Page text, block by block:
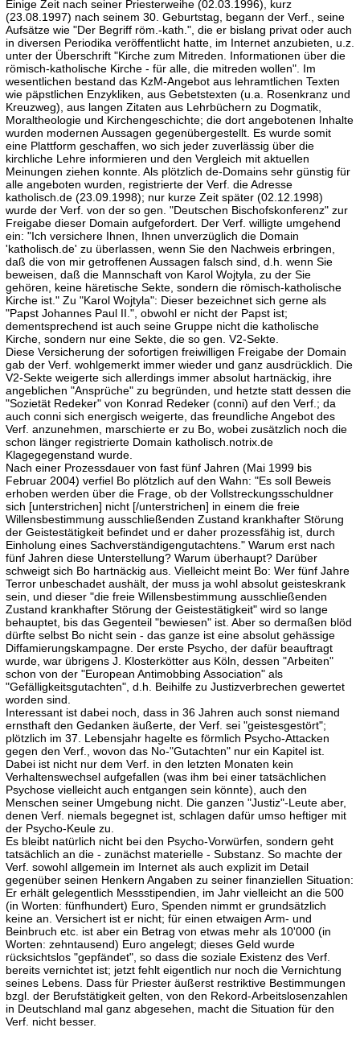
Einige Zeit nach seiner Priesterweihe (02.03.1996), kurz
(23.08.1997) nach seinem 30. Geburtstag, begann der Verf., seine
Aufsätze wie "Der Begriff röm.-kath.", die er bislang privat oder auch
in diversen Periodika veröffentlicht hatte, im Internet anzubieten, u.z.
unter der Überschrift "Kirche zum Mitreden. Informationen über die
römisch-katholische Kirche - für alle, die mitreden wollen". Im
wesentlichen bestand das KzM-Angebot aus lehramtlichen Texten
wie päpstlichen Enzykliken, aus Gebetstexten (u.a. Rosenkranz und
Kreuzweg), aus langen Zitaten aus Lehrbüchern zu Dogmatik,
Moraltheologie und Kirchengeschichte; die dort angebotenen Inhalte
wurden modernen Aussagen gegenübergestellt. Es wurde somit
eine Plattform geschaffen, wo sich jeder zuverlässig über die
kirchliche Lehre informieren und den Vergleich mit aktuellen
Meinungen ziehen konnte. Als plötzlich de-Domains sehr günstig für
alle angeboten wurden, registrierte der Verf. die Adresse
katholisch.de (23.09.1998); nur kurze Zeit später (02.12.1998)
wurde der Verf. von der so gen. "Deutschen Bischofskonferenz" zur
Freigabe dieser Domain aufgefordert. Der Verf. willigte umgehend
ein: "Ich versichere Ihnen, Ihnen unverzüglich die Domain
'katholisch.de' zu überlassen, wenn Sie den Nachweis erbringen,
daß die von mir getroffenen Aussagen falsch sind, d.h. wenn Sie
beweisen, daß die Mannschaft von Karol Wojtyla, zu der Sie
gehören, keine häretische Sekte, sondern die römisch-katholische
Kirche ist." Zu "Karol Wojtyla": Dieser bezeichnet sich gerne als
"Papst Johannes Paul II.", obwohl er nicht der Papst ist;
dementsprechend ist auch seine Gruppe nicht die katholische
Kirche, sondern nur eine Sekte, die so gen. V2-Sekte.
Diese Versicherung der sofortigen freiwilligen Freigabe der Domain
gab der Verf. wohlgemerkt immer wieder und ganz ausdrücklich. Die
V2-Sekte weigerte sich allerdings immer absolut hartnäckig, ihre
angeblichen "Ansprüche" zu begründen, und hetzte statt dessen die
"Sozietät Redeker" von Konrad Redeker (conni) auf den Verf.; da
auch conni sich energisch weigerte, das freundliche Angebot des
Verf. anzunehmen, marschierte er zu Bo, wobei zusätzlich noch die
schon länger registrierte Domain katholisch.notrix.de
Klagegegenstand wurde.
Nach einer Prozessdauer von fast fünf Jahren (Mai 1999 bis
Februar 2004) verfiel Bo plötzlich auf den Wahn: "Es soll Beweis
erhoben werden über die Frage, ob der Vollstreckungsschuldner
sich [unterstrichen] nicht [/unterstrichen] in einem die freie
Willensbestimmung ausschließenden Zustand krankhafter Störung
der Geistestätigkeit befindet und er daher prozessfähig ist, durch
Einholung eines Sachverständigengutachtens." Warum erst nach
fünf Jahren diese Unterstellung? Warum überhaupt? Darüber
schweigt sich Bo hartnäckig aus. Vielleicht meint Bo: Wer fünf Jahre
Terror unbeschadet aushält, der muss ja wohl absolut geisteskrank
sein, und dieser "die freie Willensbestimmung ausschließenden
Zustand krankhafter Störung der Geistestätigkeit" wird so lange
behauptet, bis das Gegenteil "bewiesen" ist. Aber so dermaßen blöd
dürfte selbst Bo nicht sein - das ganze ist eine absolut gehässige
Diffamierungskampagne. Der erste Psycho, der dafür beauftragt
wurde, war übrigens J. Klosterkötter aus Köln, dessen "Arbeiten"
schon von der "European Antimobbing Association" als
"Gefälligkeitsgutachten", d.h. Beihilfe zu Justizverbrechen gewertet
worden sind.
Interessant ist dabei noch, dass in 36 Jahren auch sonst niemand
ernsthaft den Gedanken äußerte, der Verf. sei "geistesgestört";
plötzlich im 37. Lebensjahr hagelte es förmlich Psycho-Attacken
gegen den Verf., wovon das No-"Gutachten" nur ein Kapitel ist.
Dabei ist nicht nur dem Verf. in den letzten Monaten kein
Verhaltenswechsel aufgefallen (was ihm bei einer tatsächlichen
Psychose vielleicht auch entgangen sein könnte), auch den
Menschen seiner Umgebung nicht. Die ganzen "Justiz"-Leute aber,
denen Verf. niemals begegnet ist, schlagen dafür umso heftiger mit
der Psycho-Keule zu.
Es bleibt natürlich nicht bei den Psycho-Vorwürfen, sondern geht
tatsächlich an die - zunächst materielle - Substanz. So machte der
Verf. sowohl allgemein im Internet als auch explizit im Detail
gegenüber seinen Henkern Angaben zu seiner finanziellen Situation:
Er erhält gelegentlich Messstipendien, im Jahr vielleicht an die 500
(in Worten: fünfhundert) Euro, Spenden nimmt er grundsätzlich
keine an. Versichert ist er nicht; für einen etwaigen Arm- und
Beinbruch etc. ist aber ein Betrag von etwas mehr als 10'000 (in
Worten: zehntausend) Euro angelegt; dieses Geld wurde
rücksichtslos "gepfändet", so dass die soziale Existenz des Verf.
bereits vernichtet ist; jetzt fehlt eigentlich nur noch die Vernichtung
seines Lebens. Dass für Priester äußerst restriktive Bestimmungen
bzgl. der Berufstätigkeit gelten, von den Rekord-Arbeitslosenzahlen
in Deutschland mal ganz abgesehen, macht die Situation für den
Verf. nicht besser.